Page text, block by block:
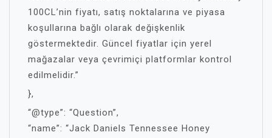
100CL’nin fiyatı, satış noktalarına ve piyasa
koşullarına bağlı olarak değişkenlik
göstermektedir. Güncel fiyatlar için yerel
mağazalar veya çevrimiçi platformlar kontrol
edilmelidir.”
},
“@type”: “Question”,
“name”: “Jack Daniels Tennessee Honey